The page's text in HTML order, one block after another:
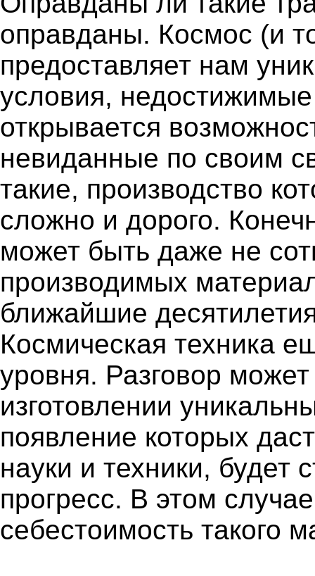
оправданы. Космоc (и
предоставляет нам
условия,
открывается
невиданные по своим
такие, производство
сложно и дорого.
может быть даже не
производимых
ближайшие
Космическая техника
уровня. Разговор
изготовлении
появление которых
науки и техники, будет
прогресс. В этом
себестоимость такого